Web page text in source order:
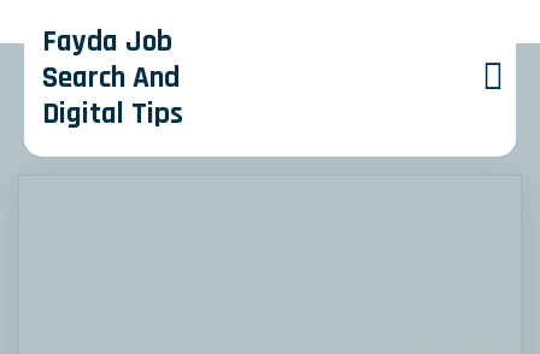
Fayda Job
Search And
Digital Tips